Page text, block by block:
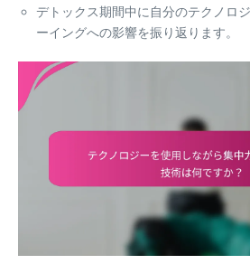
デトックス期間中に自分のテクノロ
ーイングへの影響を振り返ります。